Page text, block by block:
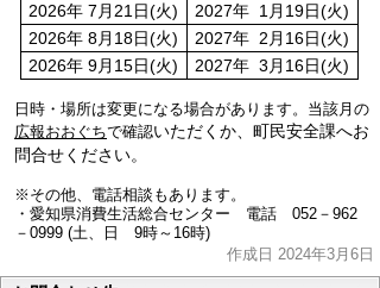
2026年 7月21日(火)
2027年 1月19日(火)
2026年 8月18日(火)
2027年 2月16日(火)
2026年 9月15日(火)
2027年 3月16日(火)
日時・場所は変更になる場合があります。当該月の
広報おおぐちで確認いただくか、 町民安全課へお
問合せください。
※その他、電話相談もあります。
・愛知県消費生活総合センター 電話 052－962
－0999 (土、日 9時～16時)
作成日 2024年3月6日